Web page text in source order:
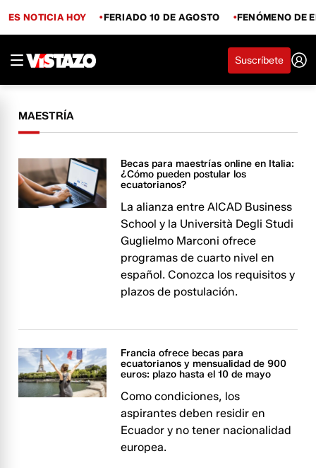
ES NOTICIA HOY FERIADO 10 DE AGOSTO FENÓMENO DE
Suscríbete
MAESTRÍA
Becas para maestrías online en Italia:
¿Cómo pueden postular los
ecuatorianos?
La alianza entre AICAD Business
School y la Università Degli Studi
Guglielmo Marconi ofrece
programas de cuarto nivel en
español. Conozca los requisitos y
plazos de postulación.
Francia ofrece becas para
ecuatorianos y mensualidad de 900
euros: plazo hasta el 10 de mayo
Como condiciones, los
aspirantes deben residir en
Ecuador y no tener nacionalidad
europea.